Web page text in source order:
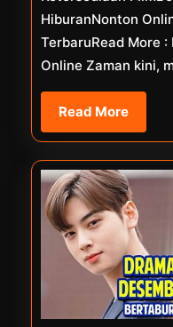
HiburanNonton
TerbaruRead More
Online Zaman kini,
Read MoreRead
More